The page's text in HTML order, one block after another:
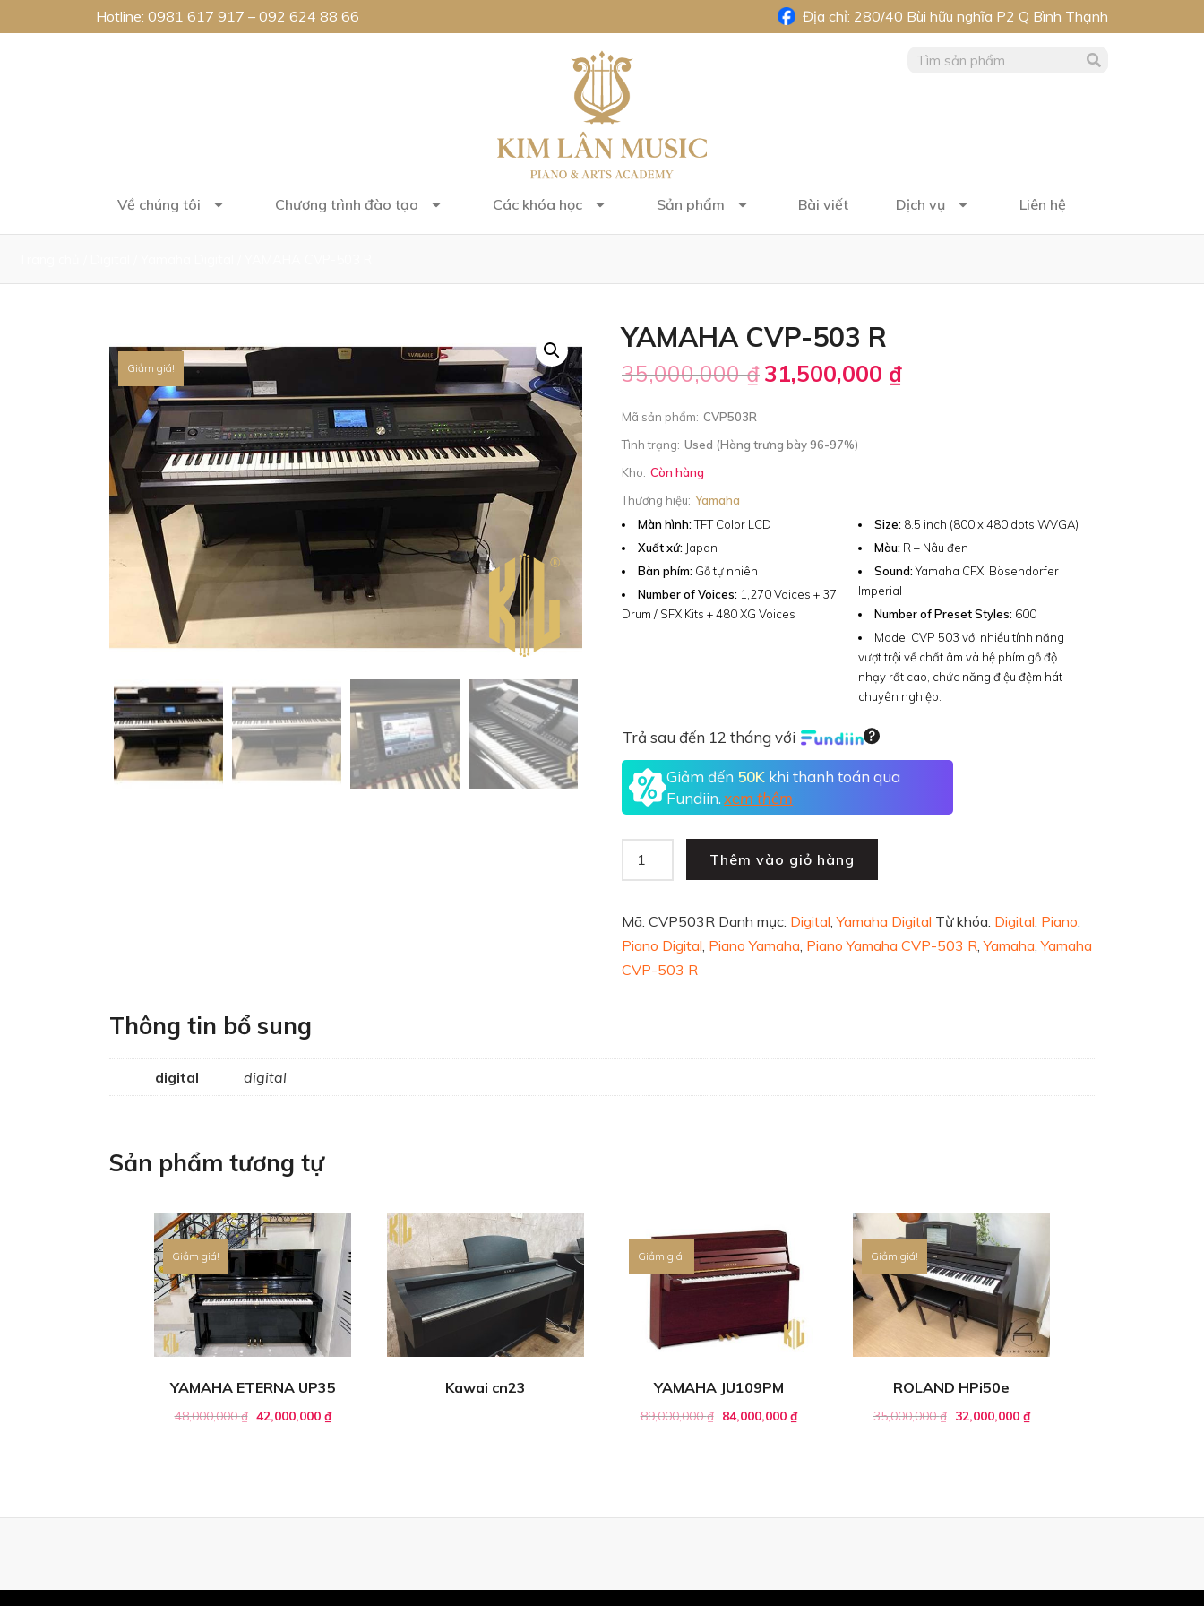
Hotline: 0981 617 917 – 092 624 88 66 Địa chỉ: 280/40 Bùi hữu nghĩa P2 Q Bình Thạnh
Về chúng tôi Chương trình đào tạo Các khóa học Sản phẩm Bài viết Dịch vụ Liên hệ
Giảm giá!
YAMAHA CVP-503 R
35,000,000₫31,500,000 ₫
Mã sản phẩm: CVP503R
Tình trạng: Used (Hàng trưng bày 96-97%)
Kho: Còn hàng
Thương hiệu: Yamaha
Màn hình: TFT Color LCD
Xuất xứ: Japan
Bàn phím: Gỗ tự nhiên
Number of Voices: 1,270 Voices + 37
Drum / SFX Kits + 480 XG Voices
Size: 8.5 inch (800 x 480 dots WVGA)
Màu: R – Nâu đen
Sound: Yamaha CFX, Bösendorfer
Imperial
Number of Preset Styles: 600
Model CVP 503 với nhiều tính năng
vượt trội về chất âm và hệ phím gỗ độ
nhạy rất cao, chức năng điệu đệm hát
chuyên nghiệp.
Trả sau đến 12 tháng với
Giảm đến 50K khi thanh toán qua
Fundiin. xem thêm
Thêm vào giỏ hàng
Mã: CVP503R Danh mục: Digital,Yamaha Digital Từ khóa: Digital, Piano,
Piano Digital, Piano Yamaha, Piano Yamaha CVP-503 R,Yamaha,Yamaha
CVP-503 R
Thông tin bổ sung
digital digital
Sản phẩm tương tự
Giảm giá!
YAMAHA ETERNA UP35
48,000,000₫ 42,000,000 ₫
Kawai cn23
Giảm giá!
YAMAHA JU109PM
89,000,000₫ 84,000,000 ₫
Giảm giá!
ROLAND HPi50e
35,000,000₫ 32,000,000 ₫